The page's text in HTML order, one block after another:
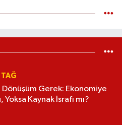
TAĞ
Dönüşüm Gerek: Ekonomiye
Yoksa Kaynak İsrafı mı?